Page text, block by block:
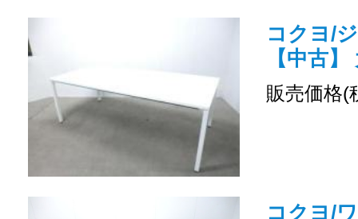
コクヨ/
【中古
販売価格(
コクヨ/